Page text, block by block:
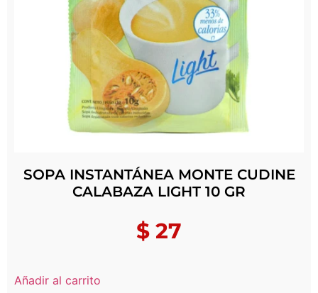
SOPA INSTANTÁNEA MONTE CUDINE
CALABAZA LIGHT 10 GR
$ 27
Añadir al carrito